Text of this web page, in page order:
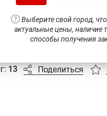
Выберите свой город,
актуальные цены, наличие
способы получения
13 Поделиться